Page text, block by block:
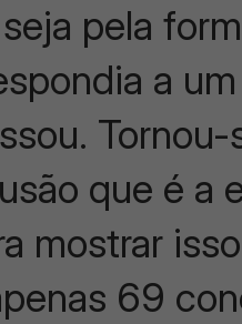
pela
a
que é a
mostrar
69